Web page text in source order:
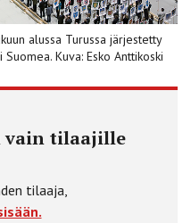
alussa Turussa järjestetty
Kuva: Esko Anttikoski
vain tilaajille
tilaaja,